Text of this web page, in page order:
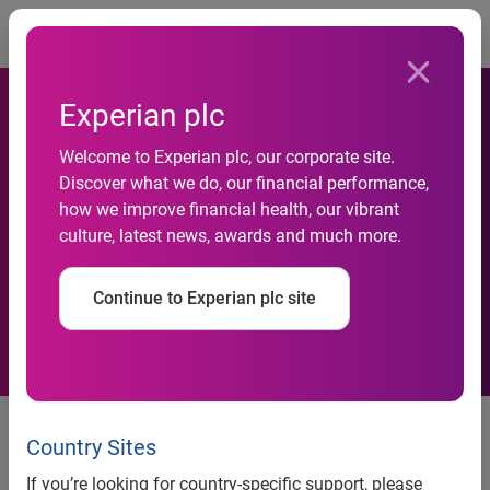
Experian plc
Welcome to Experian plc, our corporate site.
Discover what we do, our financial performance,
how we improve financial health, our vibrant
culture, latest news, awards and much more.
Continue to Experian plc site
Country Sites
If you’re looking for country-specific support, please
Experian Cheetahmail et
Experian QAS participent au
salon E-commerce 2010
Convention e-commerce 2010
Experian CheetahMail et Experian QAS présentent leurs
études à l’occasion de laConvention e-commerce